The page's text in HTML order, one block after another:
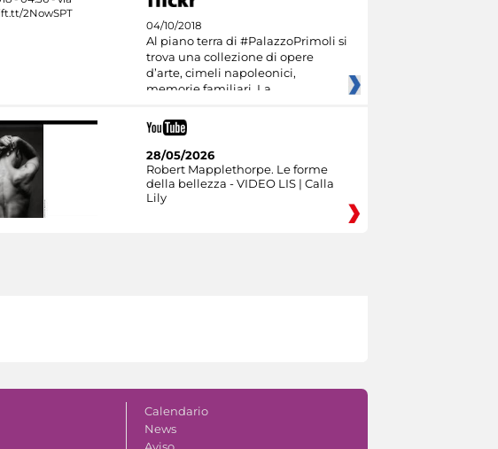
04/10/2018
Al piano terra di #PalazzoPrimoli si
trova una collezione di opere
d’arte, cimeli napoleonici,
memorie familiari. La
28/05/2026
Robert Mapplethorpe. Le forme
della bellezza - VIDEO LIS | Calla
Lily
Calendario
News
Aviso